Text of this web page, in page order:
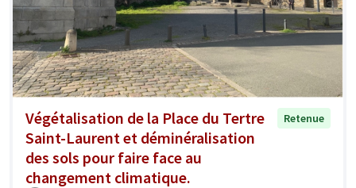
Végétalisation de la Place du Tertre
Saint-Laurent et déminéralisation
des sols pour faire face au
changement climatique.
Retenue